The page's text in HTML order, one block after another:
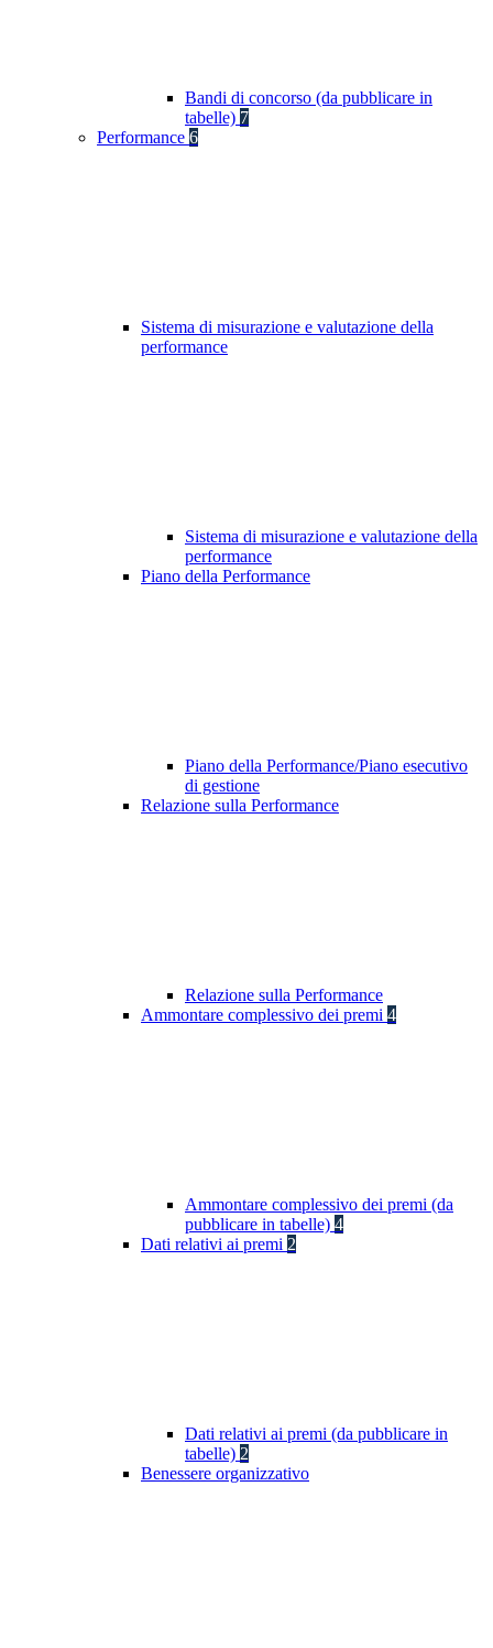
Bandi di concorso (da pubblicare in
tabelle) 7
Performance 6
Sistema di misurazione e valutazione della
performance
Sistema di misurazione e valutazione della
performance
Piano della Performance
Piano della Performance/Piano esecutivo
di gestione
Relazione sulla Performance
Relazione sulla Performance
Ammontare complessivo dei premi 4
Ammontare complessivo dei premi (da
pubblicare in tabelle) 4
Dati relativi ai premi 2
Dati relativi ai premi (da pubblicare in
tabelle) 2
Benessere organizzativo